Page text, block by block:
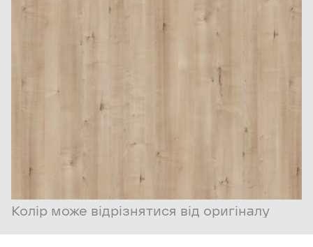
Колір може відрізнятися від оригіналу